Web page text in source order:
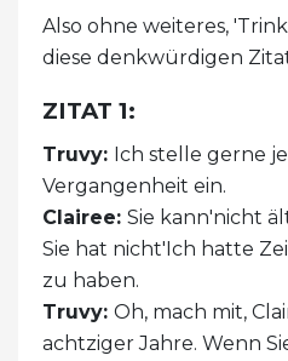
Also ohne weiteres,
diese denkwürdigen
ZITAT 1:
Truvy: Ich stelle gerne
Vergangenheit ein.
Clairee: Sie kann'nicht
Sie hat nicht'Ich hatte
zu haben.
Truvy: Oh, mach mit,
achtziger Jahre. Wenn